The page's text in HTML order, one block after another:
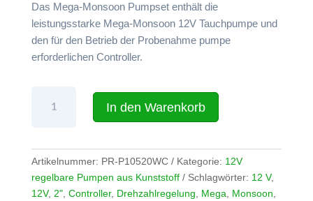
Das Mega-Monsoon Pumpset enthält die
leistungsstarke Mega-Monsoon 12V Tauchpumpe und
den für den Betrieb der Probenahme pumpe
erforderlichen Controller.
Mega-
Drehzahlregelung,
12V,
bis
In den Warenkorb
Artikelnummer: PR-P10520WC Kategorie: 12V
regelbare Pumpen aus Kunststoff
Schlagwörter: 12 V,
12V, 2", Controller, Drehzahlregelung, Mega, Monsoon,